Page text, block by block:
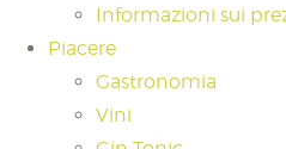
Informazioni sui
Piacere
Gastronomia
Vini